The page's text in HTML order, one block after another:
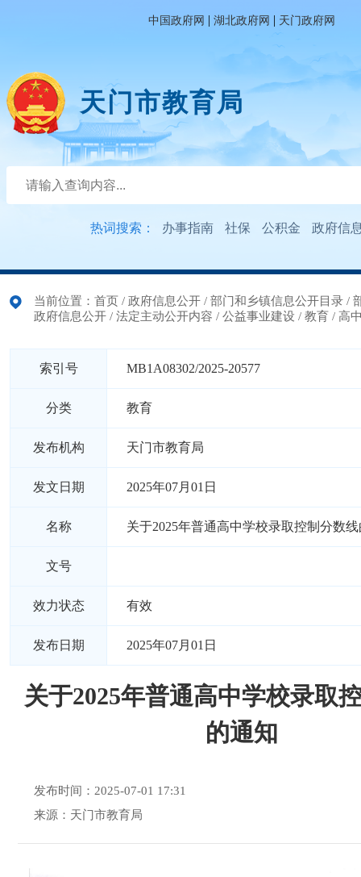
中国政府网 | 湖北政府网 | 天门政府网
天门市教育局
热词搜索： 办事指南 社保 公积金 政府信
当前位置： 首页 / 政府信息公开 / 部门和乡镇信息公开目录 /
政府信息公开 / 法定主动公开内容 / 公益事业建设 / 教育 / 高
索引号 MB1A08302/2025-20577
分类 教育
发布机构 天门市教育局
发文日期 2025年07月01日
名称 关于2025年普通高中学校录取控制分数
文号
效力状态 有效
发布日期 2025年07月01日
关于2025年普通高中学校录取
的通知
发布时间：2025-07-01 17:31
来源：天门市教育局